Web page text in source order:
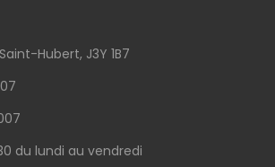
Hubert, J3Y 1B7
du lundi au vendredi